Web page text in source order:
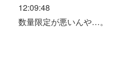
12:09:48
数量限定が悪いんや…。